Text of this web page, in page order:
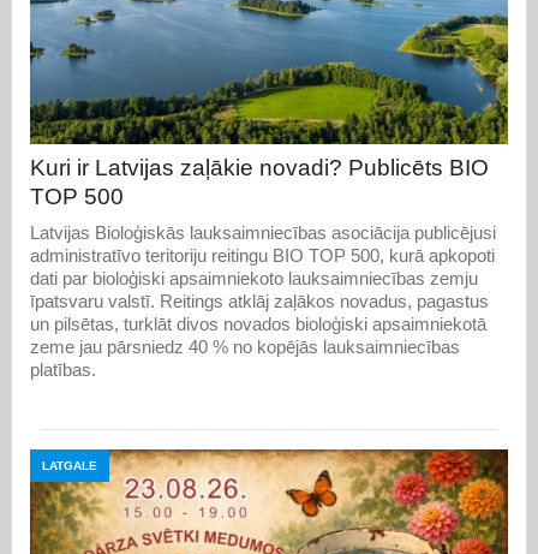
Kuri ir Latvijas zaļākie novadi? Publicēts BIO
TOP 500
Latvijas Bioloģiskās lauksaimniecības asociācija publicējusi
administratīvo teritoriju reitingu BIO TOP 500, kurā apkopoti
dati par bioloģiski apsaimniekoto lauksaimniecības zemju
īpatsvaru valstī. Reitings atklāj zaļākos novadus, pagastus
un pilsētas, turklāt divos novados bioloģiski apsaimniekotā
zeme jau pārsniedz 40 % no kopējās lauksaimniecības
platības.
LATGALE